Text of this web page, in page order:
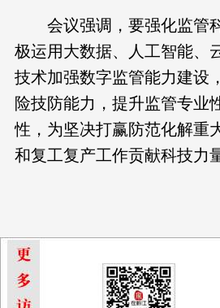
会议强调，要强化监管
极运用大数据、人工智能、
技术加强数字监管能力建设
险技防能力，提升监管专业
性，为坚决打赢防范化解重
和复工复产工作贡献科技力